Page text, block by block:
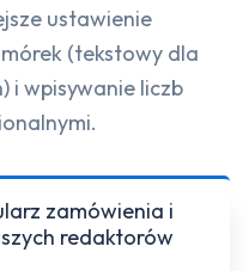
ustawienie
(tekstowy dla
i wpisywanie liczb
zamówienia i
redaktorów